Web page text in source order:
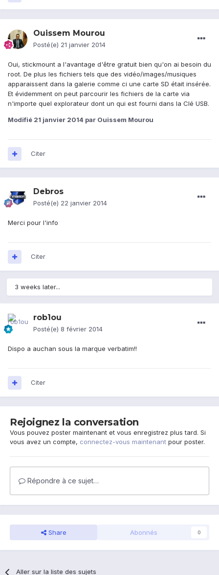
Ouissem Mourou
Posté(e) 21 janvier 2014
Oui, stickmount a l'avantage d'être gratuit bien qu'on ai besoin du
root. De plus les fichiers tels que des vidéo/images/musiques
apparaissent dans la galerie comme ci une carte SD était insérée.
Et évidemment on peut parcourir les fichiers de la carte via
n'importe quel explorateur dont un qui est fourni dans la Clé USB.
Modifié 21 janvier 2014 par Ouissem Mourou
Citer
Debros
Posté(e) 22 janvier 2014
Merci pour l'info
Citer
3 weeks later...
rob1ou
Posté(e) 8 février 2014
Dispo a auchan sous la marque verbatim!!
Citer
Rejoignez la conversation
Vous pouvez poster maintenant et vous enregistrez plus tard. Si
vous avez un compte, connectez-vous maintenant pour poster.
Répondre à ce sujet…
Share Abonnés 0
Aller sur la liste des sujets